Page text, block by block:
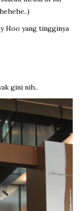
Hoo yang tingginya
gini nih..